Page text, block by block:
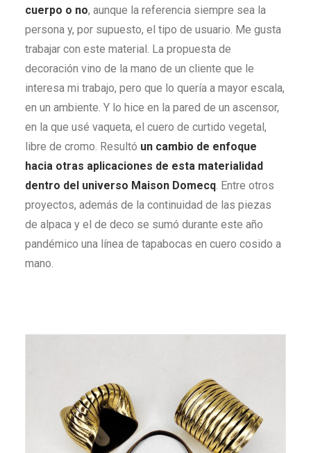
cuerpo o no, aunque la referencia siempre sea la
persona y, por supuesto, el tipo de usuario. Me gusta
trabajar con este material. La propuesta de
decoración vino de la mano de un cliente que le
interesa mi trabajo, pero que lo quería a mayor escala,
en un ambiente. Y lo hice en la pared de un ascensor,
en la que usé vaqueta, el cuero de curtido vegetal,
libre de cromo. Resultó un cambio de enfoque
hacia otras aplicaciones de esta materialidad
dentro del universo Maison Domecq. Entre otros
proyectos, además de la continuidad de las piezas
de alpaca y el de deco se sumó durante este año
pandémico una línea de tapabocas en cuero cosido a
mano.